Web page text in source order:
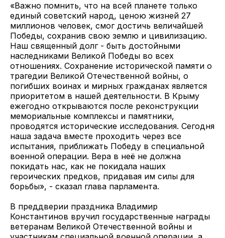
«Важно помнить, что на всей планете только
единый советский народ, ценою жизней 27
миллионов человек, смог достичь величайшей
Победы, сохранив свою землю и цивилизацию.
Наш священный долг - быть достойными
наследниками Великой Победы во всех
отношениях. Сохранение исторической памяти о
трагедии Великой Отечественной войны, о
погибших воинах и мирных гражданах является
приоритетом в нашей деятельности. В Крыму
ежегодно открываются после реконструкции
мемориальные комплексы и памятники,
проводятся исторические исследования. Сегодня
наша задача вместе проходить через все
испытания, приближать Победу в специальной
военной операции. Вера в неё не должна
покидать нас, как не покидала наших
героических предков, придавая им силы для
борьбы», - сказал глава парламента.
В преддверии праздника Владимир
Константинов вручил государственные награды
ветеранам Великой Отечественной войны и